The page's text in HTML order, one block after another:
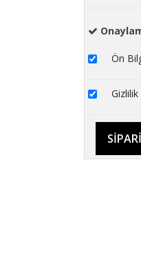
Ön
Gizlilik